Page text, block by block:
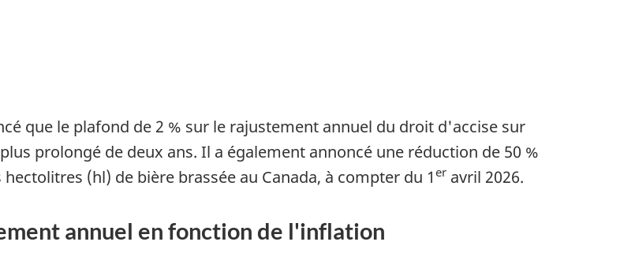
que le plafond de 2 % sur le rajustement annuel du droit d'accise sur
prolongé de deux ans. Il a également annoncé une réduction de 50 %
(hl) de bière brassée au Canada, à compter du 1 er avril 2026.
annuel en fonction de l'inflation